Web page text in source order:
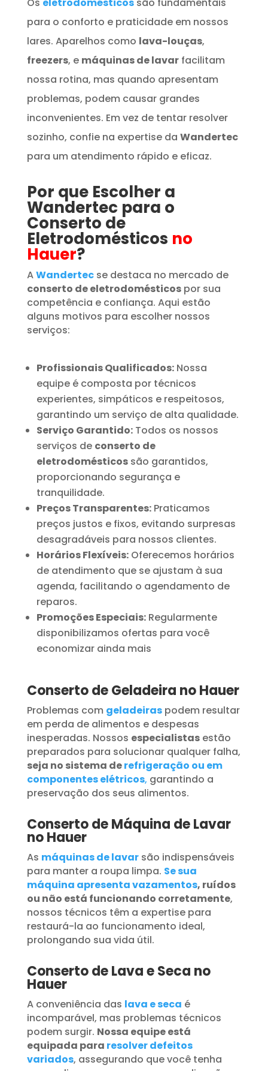
para o conforto e praticidade em nossos
lares. Aparelhos como lava-louças,
freezers, e máquinas de lavarfacilitam
nossa rotina, mas quando apresentam
problemas, podem causar grandes
inconvenientes. Em vez de tentar resolver
sozinho, confie na expertise da Wandertec
para um atendimento rápido e eficaz.
Por que Escolher a
Wandertec para o
Conserto de
Eletrodomésticos no
Hauer?
AWandertecse destaca no mercado de
conserto de eletrodomésticospor sua
competência e confiança. Aqui estão
alguns motivos para escolher nossos
serviços:
Profissionais Qualificados:Nossa
equipe é composta por técnicos
experientes, simpáticos e respeitosos,
garantindo um serviço de alta qualidade.
Serviço Garantido:Todos os nossos
serviços de conserto de
eletrodomésticossão garantidos,
proporcionando segurança e
tranquilidade.
Preços Transparentes:Praticamos
preços justos e fixos, evitando surpresas
desagradáveis para nossos clientes.
Horários Flexíveis:Oferecemos horários
de atendimento que se ajustam à sua
agenda, facilitando o agendamento de
reparos.
Promoções Especiais:Regularmente
disponibilizamos ofertas para você
economizar ainda mais
Conserto de Geladeira no Hauer
Problemas com geladeiraspodem resultar
em perda de alimentos e despesas
inesperadas. Nossos especialistasestão
preparados para solucionar qualquer falha,
seja no sistema derefrigeração ou em
componentes elétricos, garantindo a
preservação dos seus alimentos.
Conserto de Máquina de Lavar
no Hauer
As máquinas de lavar são indispensáveis
para manter a roupa limpa. Se sua
máquina apresenta vazamentos, ruídos
ou não está funcionando corretamente,
nossos técnicos têm a expertise para
restaurá-la ao funcionamento ideal,
prolongando sua vida útil.
Conserto de Lava e Seca no
Hauer
A conveniência das lava e seca é
incomparável, mas problemas técnicos
podem surgir. Nossa equipe está
equipada para resolver defeitos
variados, assegurando que você tenha